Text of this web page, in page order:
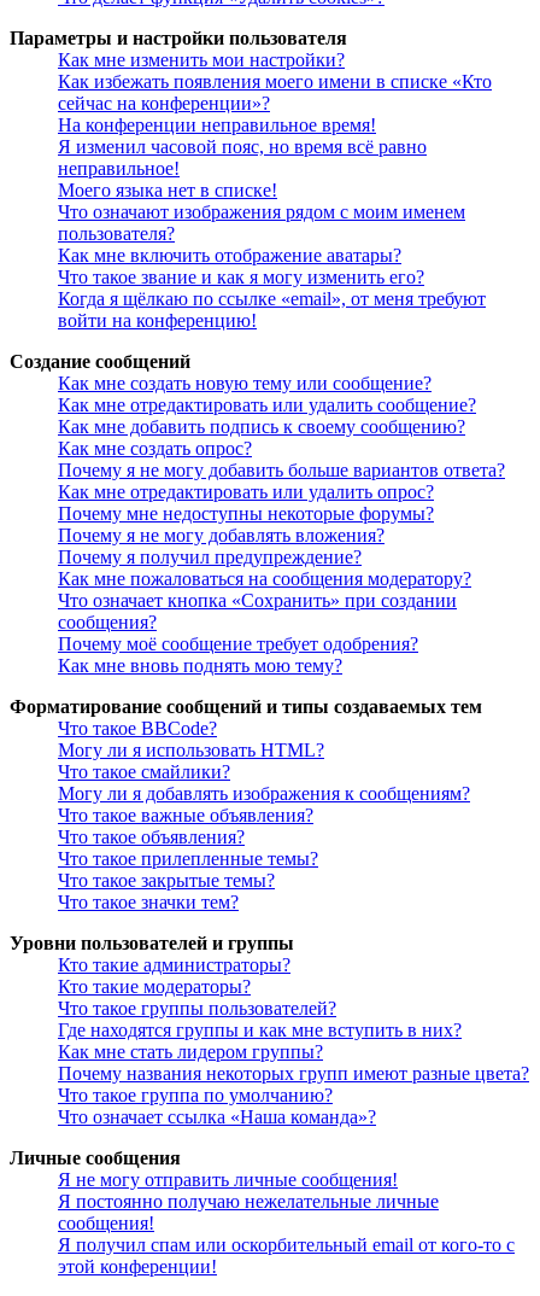
Параметры и настройки пользователя
Как мне изменить мои настройки?
Как избежать появления моего имени в списке «Кто
сейчас на конференции»?
На конференции неправильное время!
Я изменил часовой пояс, но время всё равно
неправильное!
Моего языка нет в списке!
Что означают изображения рядом с моим именем
пользователя?
Как мне включить отображение аватары?
Что такое звание и как я могу изменить его?
Когда я щёлкаю по ссылке «email», от меня требуют
войти на конференцию!
Создание сообщений
Как мне создать новую тему или сообщение?
Как мне отредактировать или удалить сообщение?
Как мне добавить подпись к своему сообщению?
Как мне создать опрос?
Почему я не могу добавить больше вариантов ответа?
Как мне отредактировать или удалить опрос?
Почему мне недоступны некоторые форумы?
Почему я не могу добавлять вложения?
Почему я получил предупреждение?
Как мне пожаловаться на сообщения модератору?
Что означает кнопка «Сохранить» при создании
сообщения?
Почему моё сообщение требует одобрения?
Как мне вновь поднять мою тему?
Форматирование сообщений и типы создаваемых тем
Что такое BBCode?
Могу ли я использовать HTML?
Что такое смайлики?
Могу ли я добавлять изображения к сообщениям?
Что такое важные объявления?
Что такое объявления?
Что такое прилепленные темы?
Что такое закрытые темы?
Что такое значки тем?
Уровни пользователей и группы
Кто такие администраторы?
Кто такие модераторы?
Что такое группы пользователей?
Где находятся группы и как мне вступить в них?
Как мне стать лидером группы?
Почему названия некоторых групп имеют разные цвета?
Что такое группа по умолчанию?
Что означает ссылка «Наша команда»?
Личные сообщения
Я не могу отправить личные сообщения!
Я постоянно получаю нежелательные личные
сообщения!
Я получил спам или оскорбительный email от кого-то с
этой конференции!